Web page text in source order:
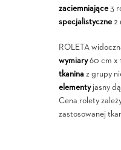
zaciemniające3
specjalistyczne2
ROLETA
wymiary60 cm x
tkaninaz grupy
elementyjasny
Cena rolety
zastosowanej